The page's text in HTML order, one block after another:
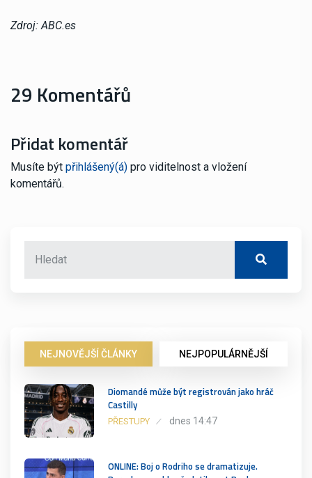
Zdroj: ABC.es
29 Komentářů
Přidat komentář
Musíte být přihlášený(á) pro viditelnost a vložení
komentářů.
NEJNOVĚJŠÍ ČLÁNKY NEJPOPULÁRNĚJŠÍ
Diomandé může být registrován jako hráč
Castilly
PŘESTUPY dnes 14:47
ONLINE: Boj o Rodriho se dramatizuje.